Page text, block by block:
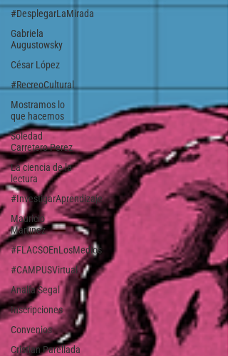
#DesplegarLaMirada
Gabriela
Augustowsky
César López
#RecreoCultural
Mostramos lo
que hacemos
Soledad
Carretero Perez
La ciencia de la
lectura
#InvestigarAprendizaje
Mauricio
Martínez
#FLACSOEnLosMedios
#CAMPUSVirtual
Analía Segal
Inscripciones
Convenios
Cristian Parellada